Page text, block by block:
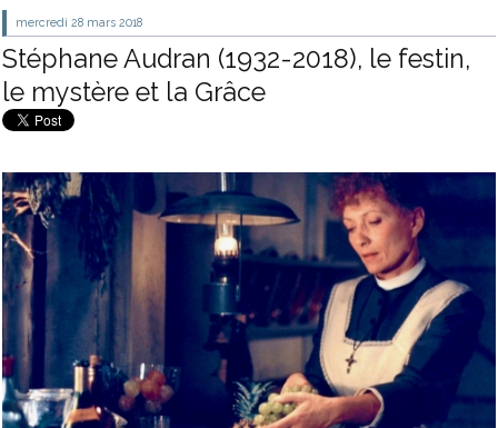
mercredi 28 mars 2018
Stéphane Audran (1932-2018), le festin,
le mystère et la Grâce